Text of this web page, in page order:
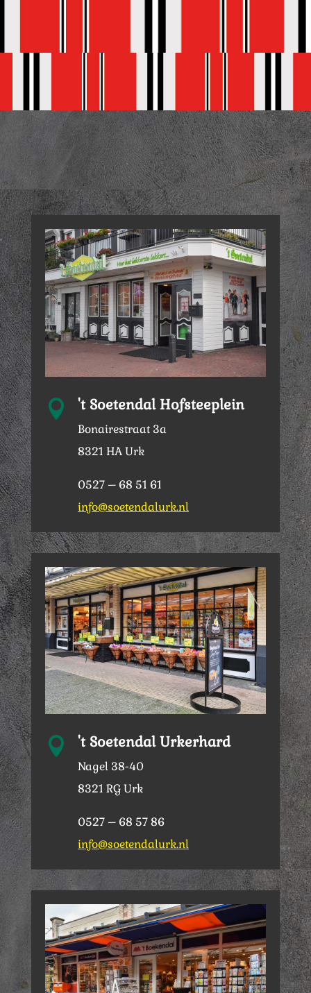
 't Soetendal Hofsteeplein
Bonairestraat 3a
8321 HA Urk
0527 – 68 51 61
info@soetendalurk.nl
 't Soetendal Urkerhard
Nagel 38-40
8321 RG Urk
0527 – 68 57 86
info@soetendalurk.nl